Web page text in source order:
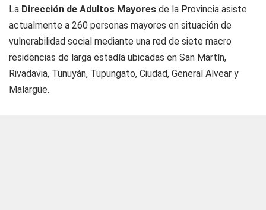
La Dirección de Adultos Mayores de la Provincia asiste
actualmente a 260 personas mayores en situación de
vulnerabilidad social mediante una red de siete macro
residencias de larga estadía ubicadas en San Martín,
Rivadavia, Tunuyán, Tupungato, Ciudad, General Alvear y
Malargüe.